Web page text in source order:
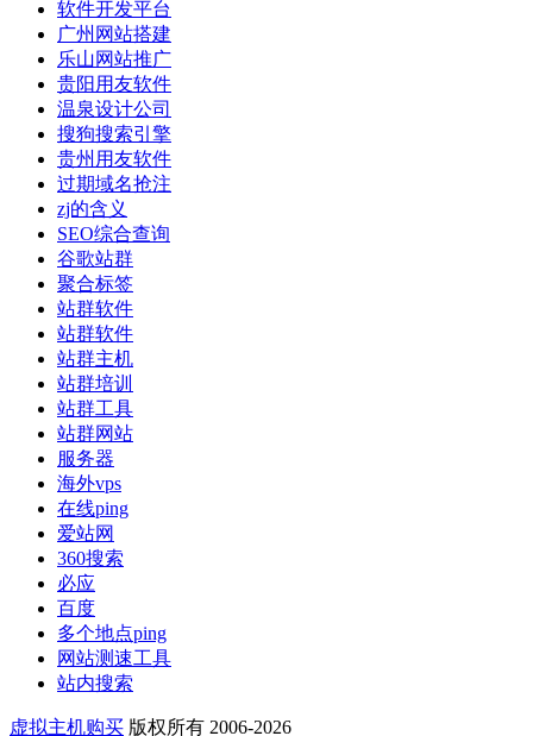
软件开发平台
广州网站搭建
乐山网站推广
贵阳用友软件
温泉设计公司
搜狗搜索引擎
贵州用友软件
过期域名抢注
zj的含义
SEO综合查询
谷歌站群
聚合标签
站群软件
站群软件
站群主机
站群培训
站群工具
站群网站
服务器
海外vps
在线ping
爱站网
360搜索
必应
百度
多个地点ping
网站测速工具
站内搜索
虚拟主机购买 版权所有 2006-2026